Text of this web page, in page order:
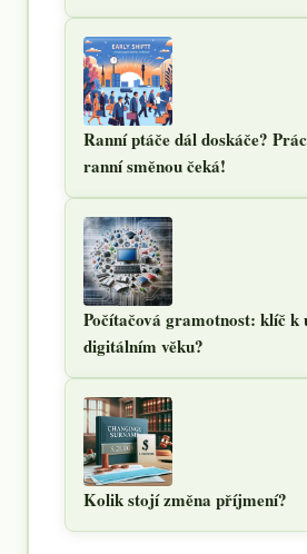
Ranní ptáče dál doskáče?
ranní směnou čeká!
Počítačová gramotnost: klíč k
digitálním věku?
Kolik stojí změna příjmení?